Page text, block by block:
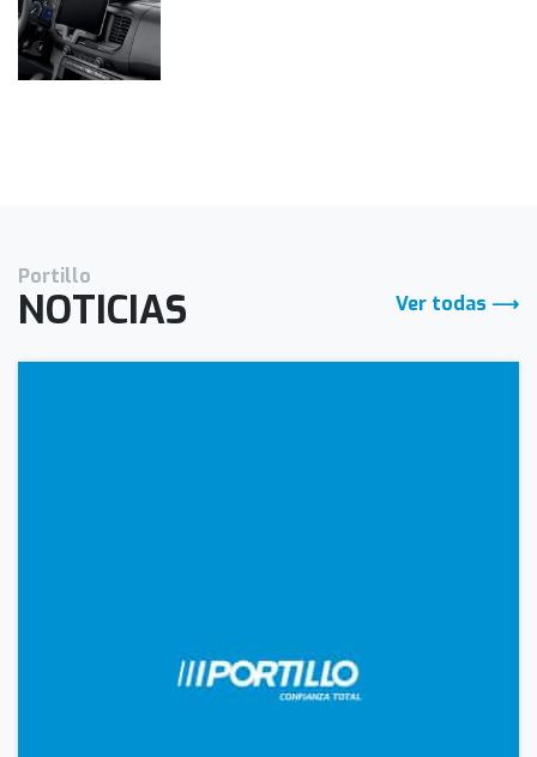
Portillo
NOTICIAS Ver todas ⟶